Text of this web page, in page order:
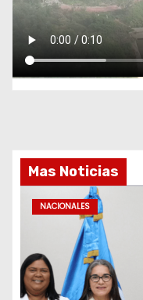
Mas Noticias
NACIONALES